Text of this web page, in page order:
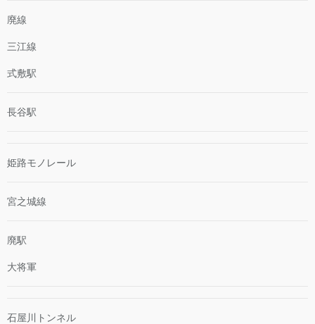
廃線
三江線
式敷駅
長谷駅
姫路モノレール
宮之城線
廃駅
大将軍
石屋川トンネル